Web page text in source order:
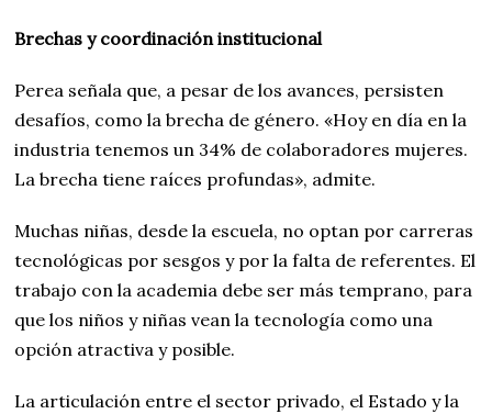
Brechas y coordinación institucional
Perea señala que, a pesar de los avances, persisten
desafíos, como la brecha de género. «Hoy en día en la
industria tenemos un 34% de colaboradores mujeres.
La brecha tiene raíces profundas», admite.
Muchas niñas, desde la escuela, no optan por carreras
tecnológicas por sesgos y por la falta de referentes. El
trabajo con la academia debe ser más temprano, para
que los niños y niñas vean la tecnología como una
opción atractiva y posible.
La articulación entre el sector privado, el Estado y la